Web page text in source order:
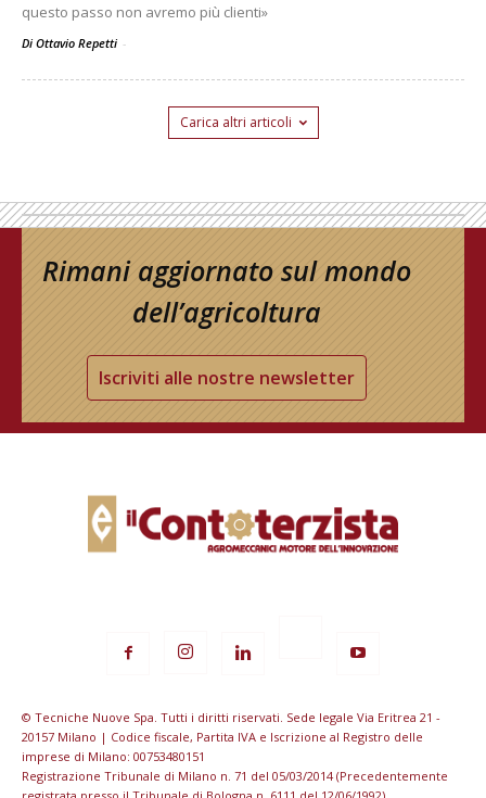
questo passo non avremo più clienti»
Di Ottavio Repetti -
Carica altri articoli
Rimani aggiornato sul mondo
dell’agricoltura
Iscriviti alle nostre newsletter
© Tecniche Nuove Spa. Tutti i diritti riservati. Sede legale Via Eritrea 21 -
20157 Milano | Codice fiscale, Partita IVA e Iscrizione al Registro delle
imprese di Milano: 00753480151
Registrazione Tribunale di Milano n. 71 del 05/03/2014 (Precedentemente